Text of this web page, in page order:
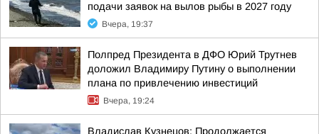
подачи заявок на вылов рыбы в 2027 году
Вчера, 19:37
Полпред Президента в ДФО Юрий Трутнев
доложил Владимиру Путину о выполнении
плана по привлечению инвестиций
Вчера, 19:24
Владислав Кузнецов: Продолжается